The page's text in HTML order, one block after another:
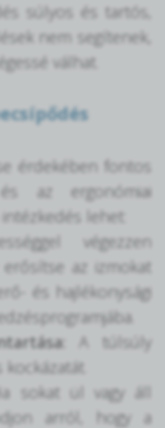
súlyos és tartós,
nem segítenek,
válhat.
érdekében fontos
az ergonómiai
lehet:
végezzen
az izmokat
és hajlékonysági
A túlsúly
sokat ül vagy áll
arról, hogy a